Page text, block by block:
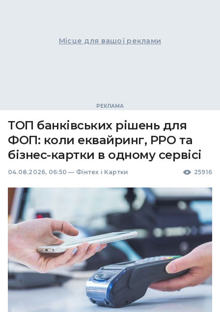
Місце для вашої реклами
ТОП банківських рішень для
ФОП: коли еквайринг, РРО та
бізнес-картки в одному сервісі
04.08.2026, 06:50 — Фінтех і Картки 25916